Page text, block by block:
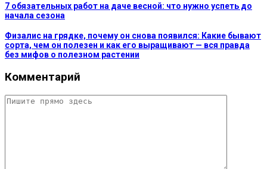
7 обязательных работ на даче весной: что нужно успеть до
начала сезона
Физалис на грядке, почему он снова появился: Какие бывают
сорта, чем он полезен и как его выращивают — вся правда
без мифов о полезном растении
Комментарий